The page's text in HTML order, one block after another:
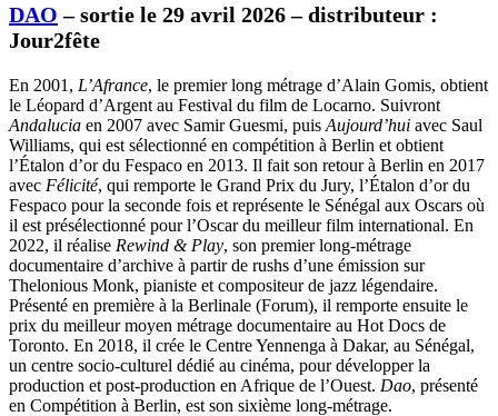
DAO – sortie le 29 avril 2026 – distributeur :
Jour2fête
En 2001, L’Afrance, le premier long métrage d’Alain Gomis, obtient
le Léopard d’Argent au Festival du film de Locarno. Suivront
Andalucia en 2007 avec Samir Guesmi, puis Aujourd’hui avec Saul
Williams, qui est sélectionné en compétition à Berlin et obtient
l’Étalon d’or du Fespaco en 2013. Il fait son retour à Berlin en 2017
avec Félicité, qui remporte le Grand Prix du Jury, l’Étalon d’or du
Fespaco pour la seconde fois et représente le Sénégal aux Oscars où
il est présélectionné pour l’Oscar du meilleur film international. En
2022, il réalise Rewind & Play, son premier long-métrage
documentaire d’archive à partir de rushs d’une émission sur
Thelonious Monk, pianiste et compositeur de jazz légendaire.
Présenté en première à la Berlinale (Forum), il remporte ensuite le
prix du meilleur moyen métrage documentaire au Hot Docs de
Toronto. En 2018, il crée le Centre Yennenga à Dakar, au Sénégal,
un centre socio-culturel dédié au cinéma, pour développer la
production et post-production en Afrique de l’Ouest. Dao, présenté
en Compétition à Berlin, est son sixième long-métrage.